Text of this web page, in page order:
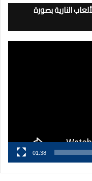
النارية بصورة
01:38